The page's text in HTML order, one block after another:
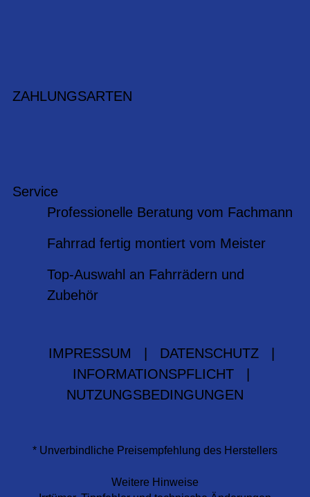
ZAHLUNGSARTEN
Service
Professionelle Beratung vom Fachmann
Fahrrad fertig montiert vom Meister
Top-Auswahl an Fahrrädern und
Zubehör
IMPRESSUM DATENSCHUTZ
INFORMATIONSPFLICHT
NUTZUNGSBEDINGUNGEN
* Unverbindliche Preisempfehlung des Herstellers
Weitere Hinweise